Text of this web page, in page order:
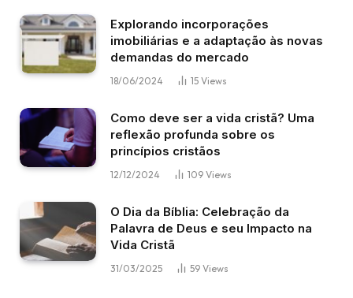
Explorando incorporações
imobiliárias e a adaptação às novas
demandas do mercado
18/06/2024 15 Views
Como deve ser a vida cristã? Uma
reflexão profunda sobre os
princípios cristãos
12/12/2024 109 Views
O Dia da Bíblia: Celebração da
Palavra de Deus e seu Impacto na
Vida Cristã
31/03/2025 59 Views